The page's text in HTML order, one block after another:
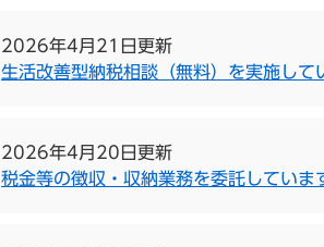
2026年4月21日更新
生活改善型納税相談（無料）を実施して
2026年4月20日更新
税金等の徴収・収納業務を委託していま